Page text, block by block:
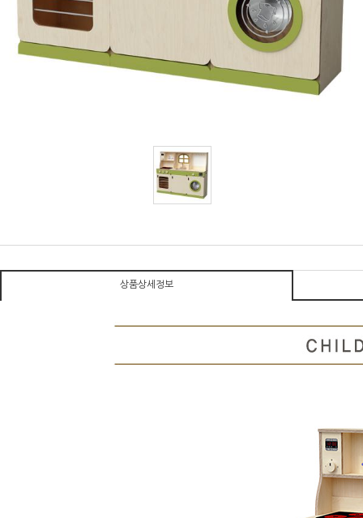
상품상세정보